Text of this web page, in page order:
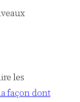
les
façon dont